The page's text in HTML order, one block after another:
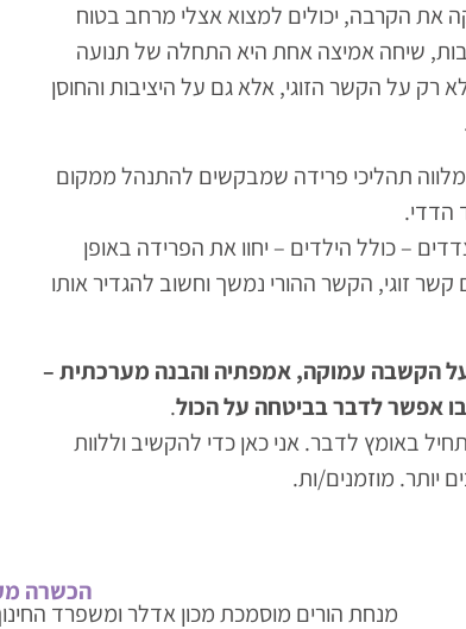
הקרבה, יכולים למצוא אצלי מרחב בטוח
שיחה אמיצה אחת היא התחלה של תנועה
על הקשר הזוגי, אלא גם על היציבות והחוסן
מלווה תהליכי פרידה שמבקשים להתנהל ממקום
הדדי.
– כולל הילדים – יחוו את הפרידה באופן
זוגי, הקשר ההורי נמשך וחשוב להגדיר אותו
הקשבה עמוקה, אמפתיה והבנה מערכתית –
אפשר לדברבביטחה על הכול.
באומץ לדבר. אני כאן כדי להקשיב וללוות
יותר. מוזמנים/ות.
הכשרה
מנחת הורים מוסמכת מכון אדלר ומשפרד